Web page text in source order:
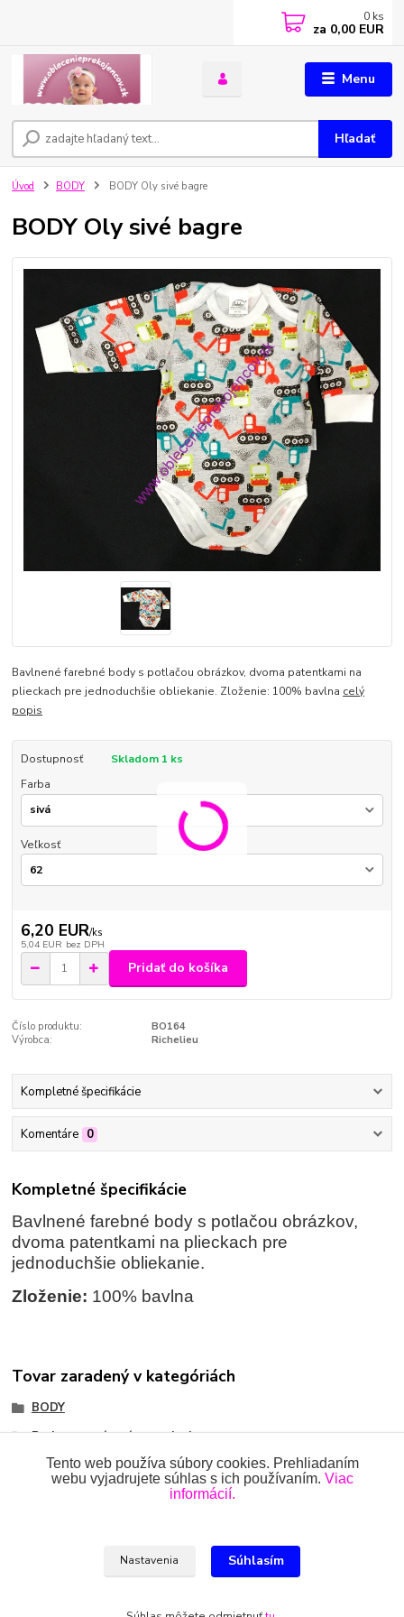
Menu
Hľadať
0 ks
za 0,00 EUR
Úvod BODY BODY Oly sivé bagre
BODY Oly sivé bagre
Bavlnené farebné body s potlačou obrázkov, dvoma patentkami na
plieckach pre jednoduchšie obliekanie. Zloženie: 100% bavlna celý
popis
Dostupnosť
Skladom 1 ks
Farba
Veľkosť
6,20 EUR/ks
5,04 EUR bez DPH
Pridať do košíka
Číslo produktu:
BO164
Výrobca:
Richelieu
Kompletné špecifikácie
Komentáre 0
Kompletné špecifikácie
Bavlnené farebné body s potlačou obrázkov,
dvoma patentkami na plieckach pre
jednoduchšie obliekanie.
Zloženie: 100% bavlna
Tovar zaradený v kategóriách
BODY
Body so zapínaním na pleci
Ing.Miroslava Dvorščáková, Kružlová 110, 090 02 Kružlová,
Tento web používa súbory cookies. Prehliadaním
webu vyjadrujete súhlas s ich používaním. Viac
informácií.
Nastavenia Súhlasím